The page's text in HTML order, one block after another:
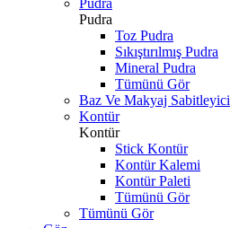
Pudra
Pudra
Toz Pudra
Sıkıştırılmış Pudra
Mineral Pudra
Tümünü Gör
Baz Ve Makyaj Sabitleyici
Kontür
Kontür
Stick Kontür
Kontür Kalemi
Kontür Paleti
Tümünü Gör
Tümünü Gör